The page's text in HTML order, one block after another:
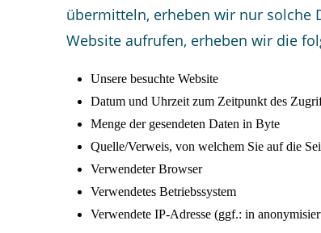
übermitteln, erheben wir nur solche
Website aufrufen, erheben wir die
Unsere besuchte Website
Datum und Uhrzeit zum Zeitpunkt des
Menge der gesendeten Daten in Byte
Quelle/Verweis, von welchem Sie auf die
Verwendeter Browser
Verwendetes Betriebssystem
Verwendete IP-Adresse (ggf.: in